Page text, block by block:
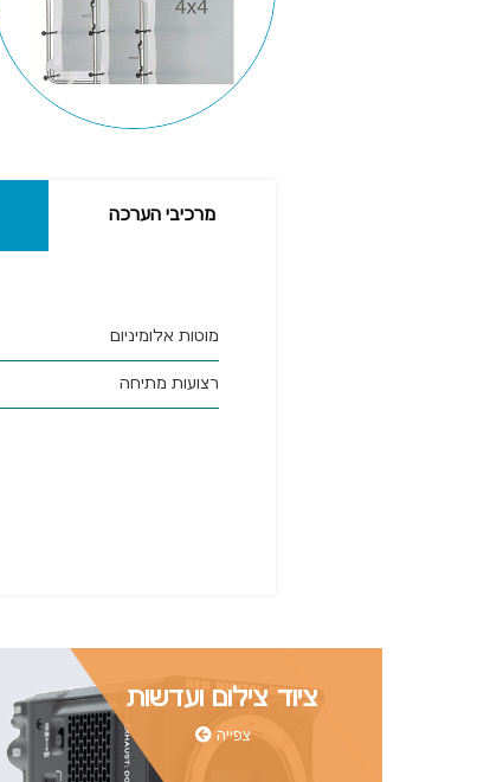
מרכיבי הערכה
מוטות אלומיניום
רצועות מתיחה
ציוד צילום ועדשות
צפייה